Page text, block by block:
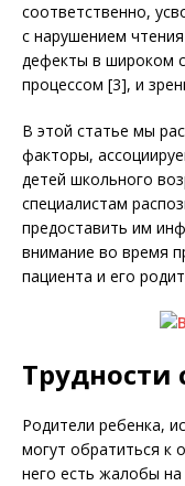
соответственно,
с нарушением
дефекты в широком
процессом [3], и
В этой статье мы
факторы,
детей школьного
специалистам
предоставить им
внимание во время
пациента и его
Трудности
Родители ребенка,
могут обратиться к
него есть жалобы